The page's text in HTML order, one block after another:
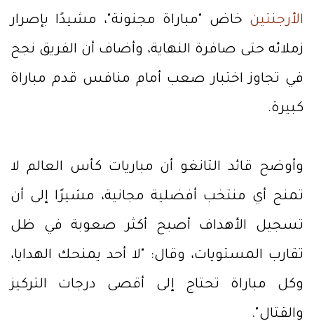
الأرجنتين خاض "مباراة مجنونة"، مشيدًا بإصرار
زملائه حتى صافرة النهاية، وأضاف أن الفريق نجح
في تجاوز اختبار صعب أمام منافس قدم مباراة
كبيرة.
وأوضح قائد التانغو أن مباريات كأس العالم لا
تمنح أي منتخب أفضلية مجانية، مشيرًا إلى أن
تسجيل الأهداف أصبح أكثر صعوبة في ظل
تقارب المستويات، وقال: "لا أحد يمنحك الهدايا،
وكل مباراة تحتاج إلى أقصى درجات التركيز
والقتال".